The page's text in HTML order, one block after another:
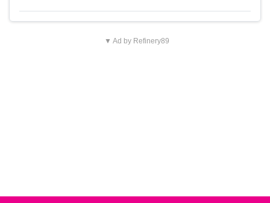
▼ Ad by Refinery89